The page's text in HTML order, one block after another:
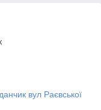
вул Раєвської